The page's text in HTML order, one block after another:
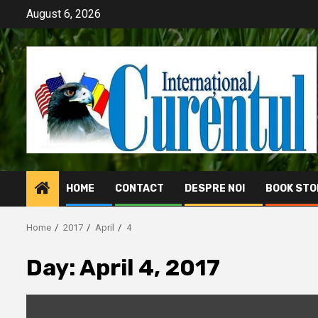
content
August 6, 2026
HOME CONTACT DESPRE NOI BOOK
Home 2017 April 4
Day:April 4, 2017